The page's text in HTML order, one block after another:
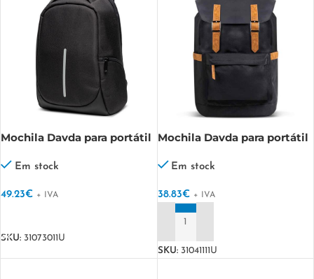
Mochila Davda para portátil
Em stock
49.23€ + IVA
SKU: 31073011U
Mochila Davda para portátil
Em stock
38.83€ + IVA
SKU: 31041111U